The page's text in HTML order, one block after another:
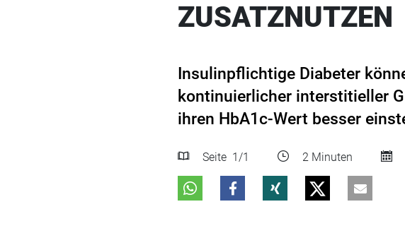
ZUSATZNUTZEN
Insulinpflichtige Diabeter
kontinuierlicher interstitieller
ihren HbA1c-Wert besser
Seite 1 /1 2 Minuten